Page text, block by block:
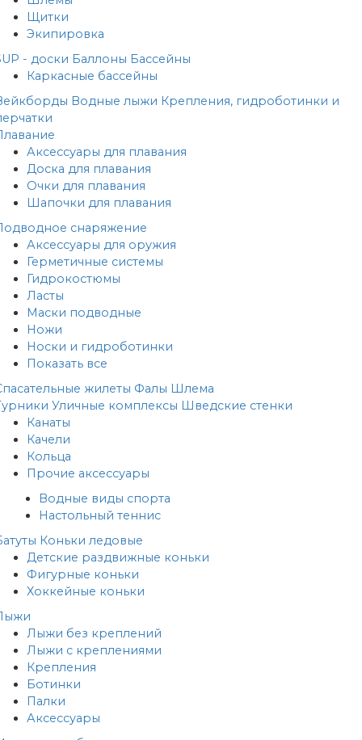
Щитки
Экипировка
- доски Баллоны Бассейны
Каркасные бассейны
Водные лыжи Крепления, гидроботинки и
Аксессуары для плавания
Доска для плавания
Очки для плавания
Шапочки для плавания
снаряжение
Аксессуары для оружия
Герметичные системы
Гидрокостюмы
Ласты
Маски подводные
Ножи
Носки и гидроботинки
Показать все
жилеты Фалы Шлема
Уличные комплексы Шведские стенки
Канаты
Качели
Кольца
Прочие аксессуары
Водные виды спорта
Настольный теннис
Коньки ледовые
Детские раздвижные коньки
Фигурные коньки
Хоккейные коньки
Лыжи без креплений
Лыжи с креплениями
Крепления
Ботинки
Палки
Аксессуары